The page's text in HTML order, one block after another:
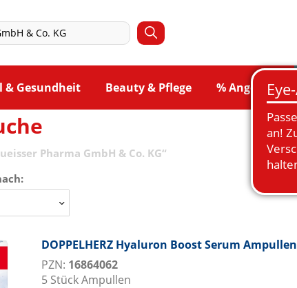
Gesundheit Beauty & Pflege % Angebote
Pharma GmbH & Co. KG“
DOPPELHERZ Hyaluron Boost Serum Ampullen
PZN: 16864062
5StückAmpullen